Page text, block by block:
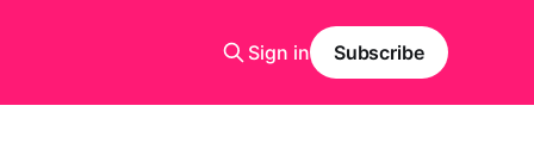
Sign in Subscribe